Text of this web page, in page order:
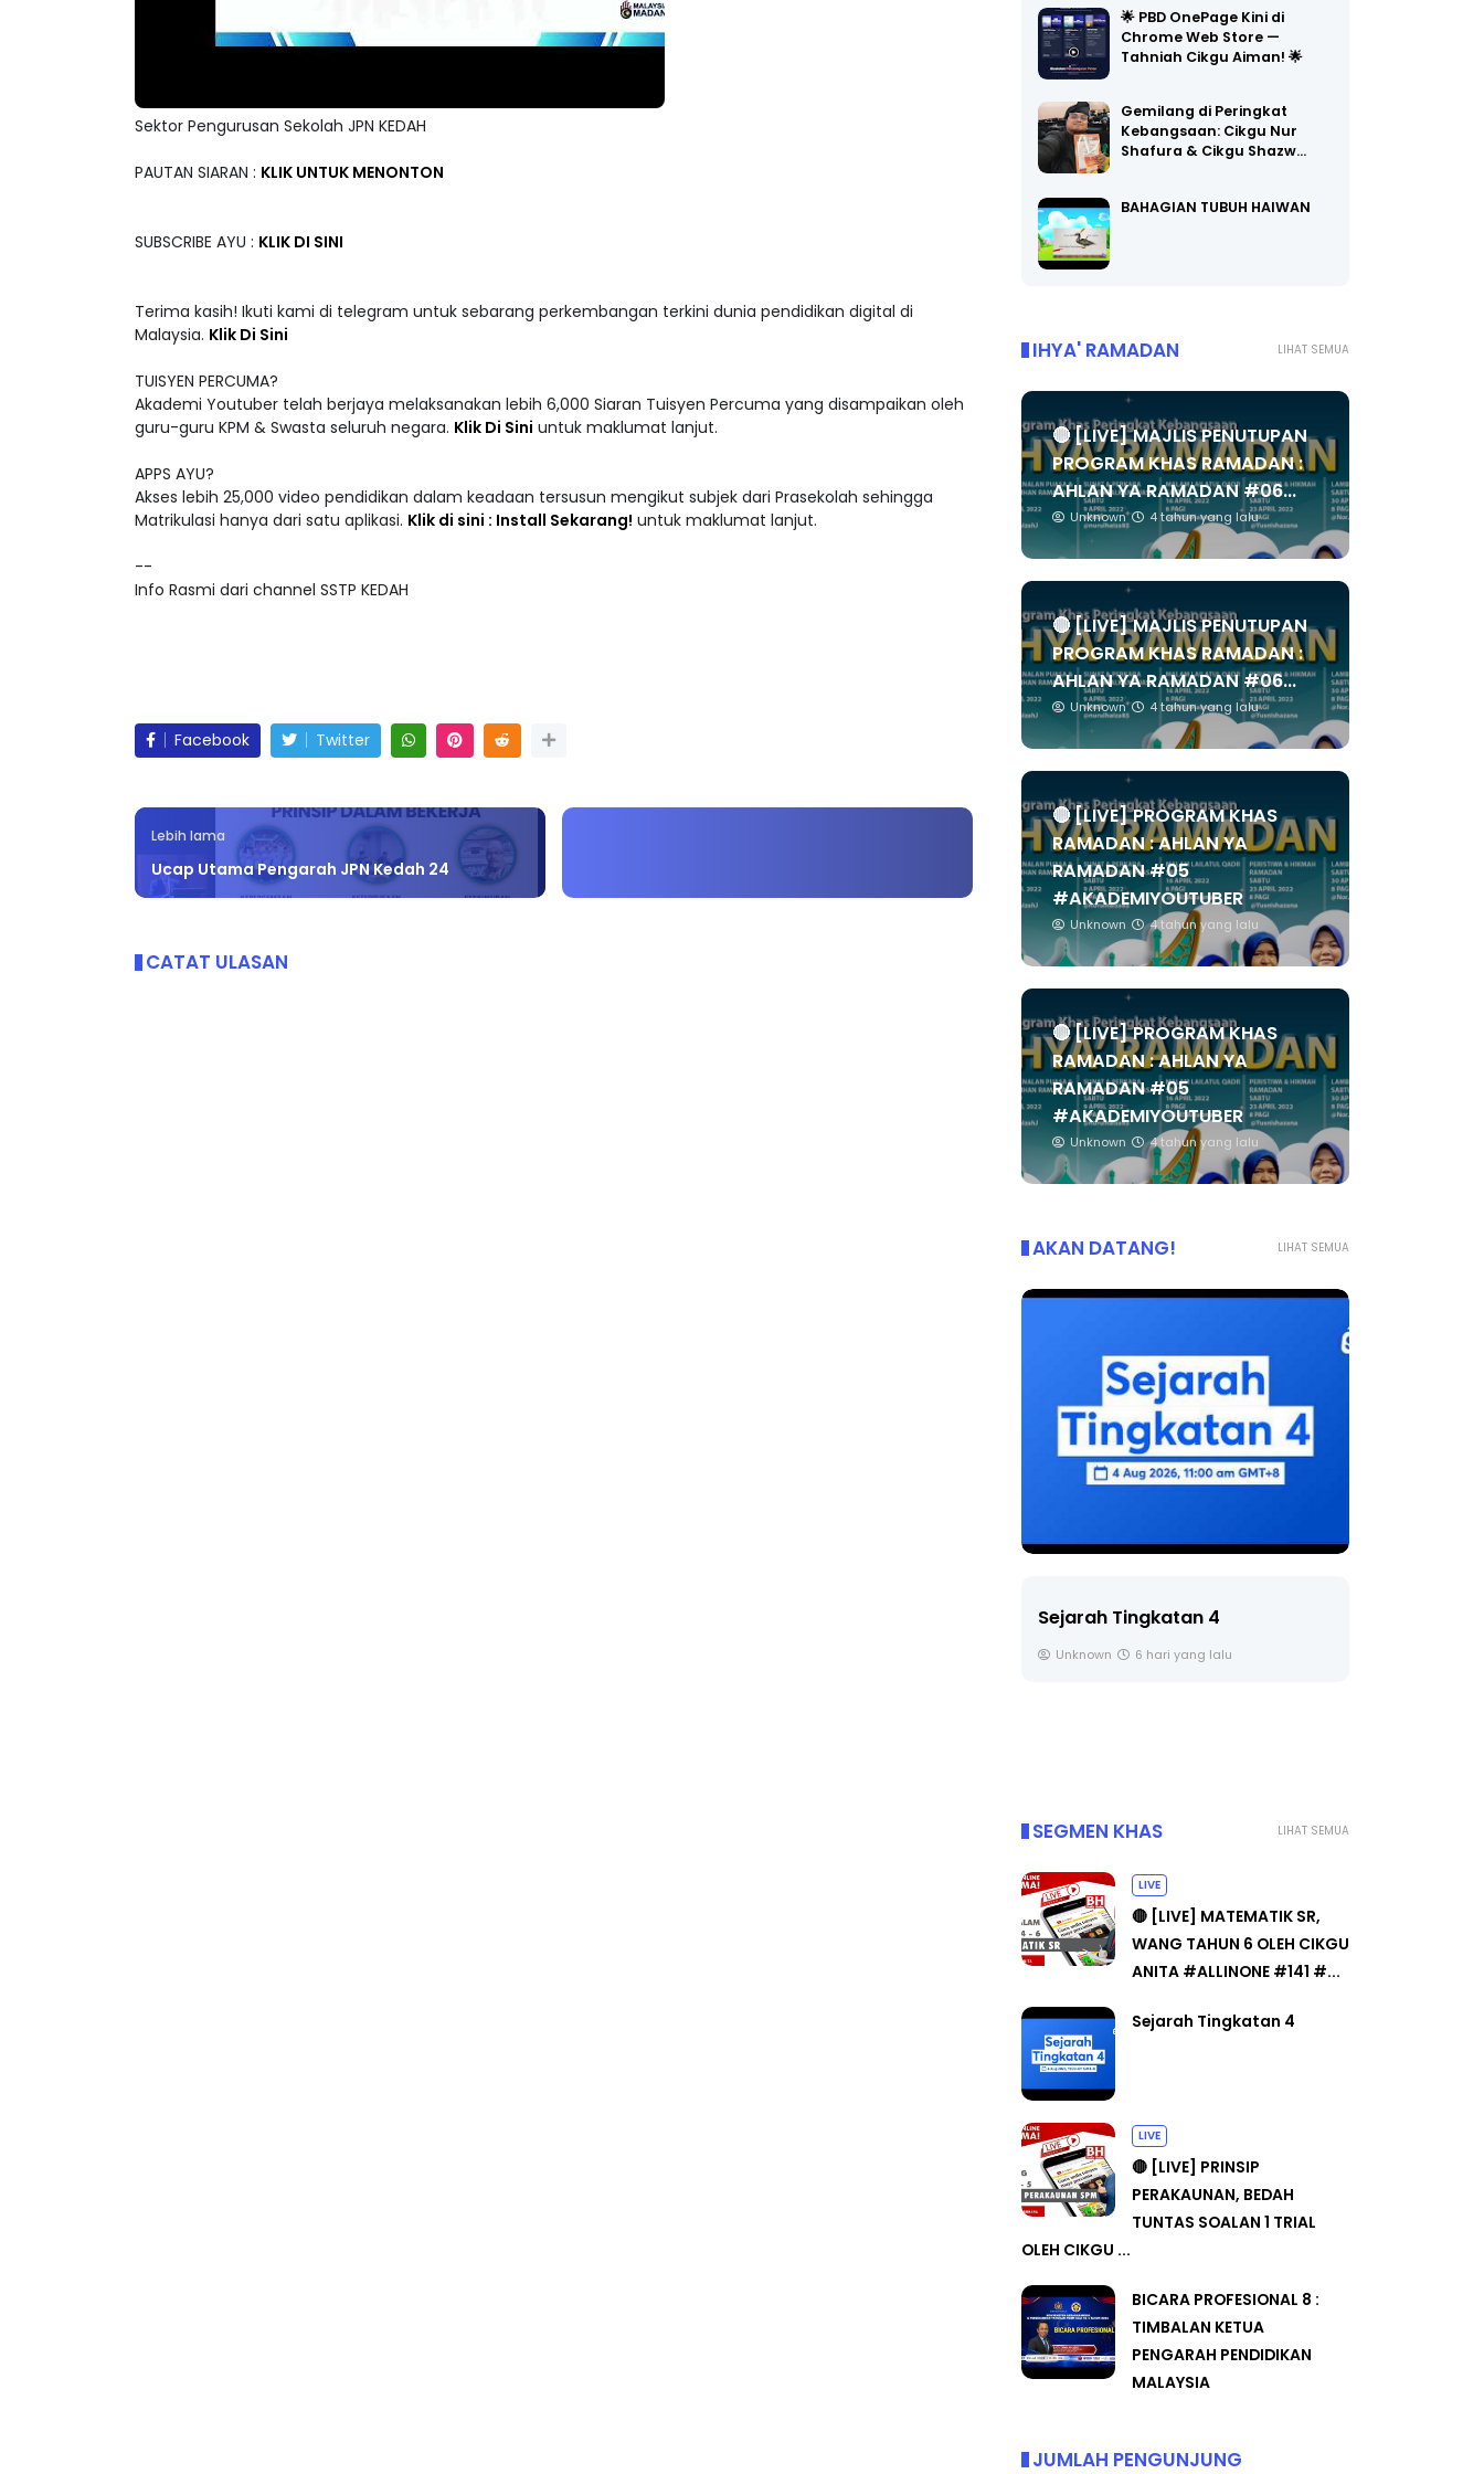
Sektor Pengurusan Sekolah JPN KEDAH
PAUTAN SIARAN : KLIK UNTUK MENONTON
SUBSCRIBE AYU : KLIK DI SINI
Terima kasih! Ikuti kami di telegram untuk sebarang perkembangan terkini dunia pendidikan digital di
Malaysia. Klik Di Sini
TUISYEN PERCUMA?
Akademi Youtuber telah berjaya melaksanakan lebih 6,000 Siaran Tuisyen Percuma yang disampaikan oleh
guru-guru KPM & Swasta seluruh negara. Klik Di Sini untuk maklumat lanjut.
APPS AYU?
Akses lebih 25,000 video pendidikan dalam keadaan tersusun mengikut subjek dari Prasekolah sehingga
Matrikulasi hanya dari satu aplikasi. Klik di sini : Install Sekarang! untuk maklumat lanjut.
--
Info Rasmi dari channel SSTP KEDAH
Facebook Twitter
Lebih lama
Ucap Utama Pengarah JPN Kedah 24
CATAT ULASAN
🌟 PBD OnePage Kini di
Chrome Web Store —
Tahniah Cikgu Aiman! 🌟
Gemilang di Peringkat
Kebangsaan: Cikgu Nur
Shafura & Cikgu Shazw…
BAHAGIAN TUBUH HAIWAN
LIHAT SEMUA
IHYA' RAMADAN
🔴 [LIVE] MAJLIS PENUTUPAN
PROGRAM KHAS RAMADAN :
AHLAN YA RAMADAN #06...
Unknown 4 tahun yang lalu
🔴 [LIVE] MAJLIS PENUTUPAN
PROGRAM KHAS RAMADAN :
AHLAN YA RAMADAN #06...
Unknown 4 tahun yang lalu
🔴 [LIVE] PROGRAM KHAS
RAMADAN : AHLAN YA
RAMADAN #05
#AKADEMIYOUTUBER
Unknown 4 tahun yang lalu
🔴 [LIVE] PROGRAM KHAS
RAMADAN : AHLAN YA
RAMADAN #05
#AKADEMIYOUTUBER
Unknown 4 tahun yang lalu
LIHAT SEMUA
AKAN DATANG!
Sejarah Tingkatan 4
Unknown 6 hari yang lalu
LIHAT SEMUA
SEGMEN KHAS
LIVE
🔴 [LIVE] MATEMATIK SR,
WANG TAHUN 6 OLEH CIKGU
ANITA #ALLINONE #141 #...
Sejarah Tingkatan 4
LIVE
🔴 [LIVE] PRINSIP
PERAKAUNAN, BEDAH
TUNTAS SOALAN 1 TRIAL
OLEH CIKGU ...
BICARA PROFESIONAL 8 :
TIMBALAN KETUA
PENGARAH PENDIDIKAN
MALAYSIA
JUMLAH PENGUNJUNG